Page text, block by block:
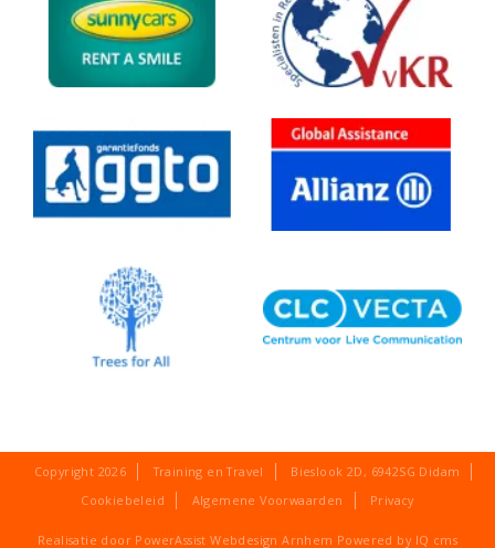
Copyright 2026 Training en Travel Bieslook 2D, 6942SG Didam
Cookiebeleid
Algemene Voorwaarden Privacy
Realisatie door PowerAssistWebdesign Arnhem Powered by IQ cms